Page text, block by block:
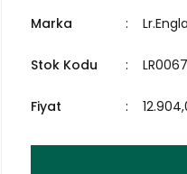
Marka
Stok Kodu
Fiyat